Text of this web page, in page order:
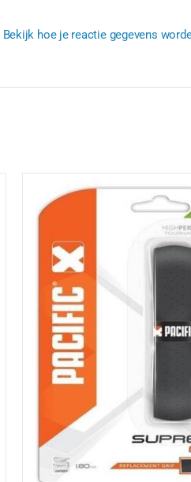
Bekijk hoe je reactie gegevens
OPTIES SELECTEREN